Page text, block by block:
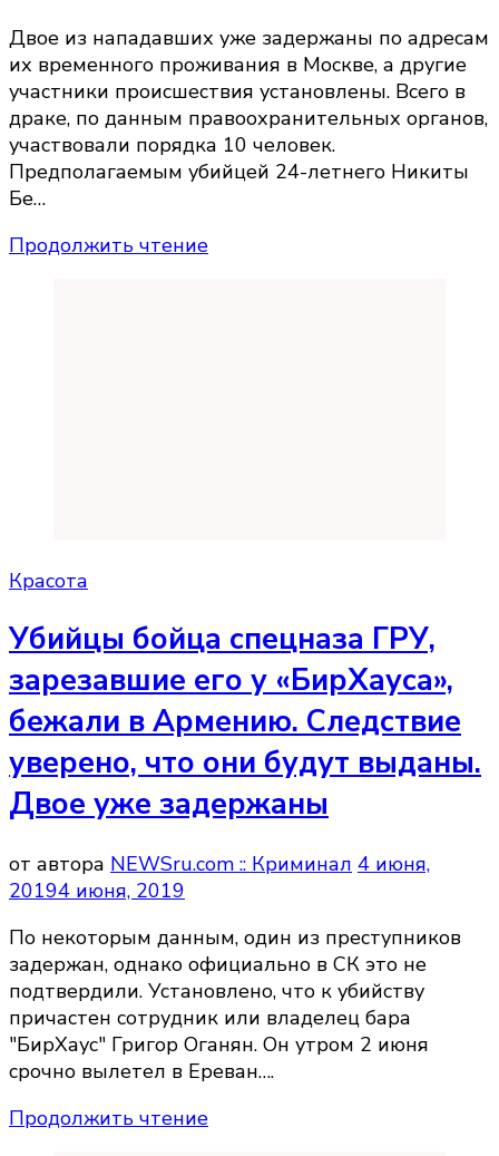
Двое из нападавших уже задержаны по адресам
их временного проживания в Москве, а другие
участники происшествия установлены. Всего в
драке, по данным правоохранительных органов,
участвовали порядка 10 человек.
Предполагаемым убийцей 24-летнего Никиты
Бе…
Продолжить чтение
Красота
Убийцы бойца спецназа ГРУ,
зарезавшие его у «БирХауса»,
бежали в Армению. Следствие
уверено, что они будут выданы.
Двое уже задержаны
от автора NEWSru.com :: Криминал 4 июня,
20194 июня, 2019
По некоторым данным, один из преступников
задержан, однако официально в СК это не
подтвердили. Установлено, что к убийству
причастен сотрудник или владелец бара
"БирХаус" Григор Оганян. Он утром 2 июня
срочно вылетел в Ереван….
Продолжить чтение